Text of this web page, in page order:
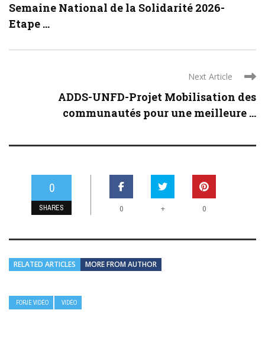
Semaine National de la Solidarité 2026-
Etape ...
Next Article
ADDS-UNFD-Projet Mobilisation des
communautés pour une meilleure ...
0
SHARES 0 + 0
RELATED ARTICLES MORE FROM AUTHOR
FORJE VIDÉO VIDÉO